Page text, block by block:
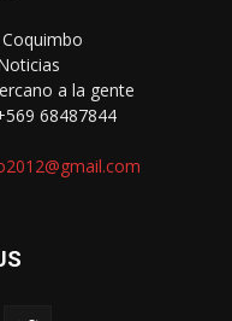
a la gente
68487844